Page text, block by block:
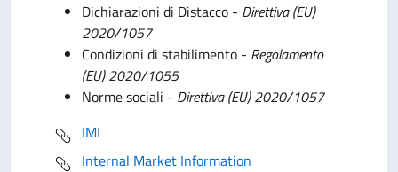
Dichiarazioni di Distacco - Direttiva (EU)
2020/1057
Condizioni di stabilimento - Regolamento
(EU) 2020/1055
Norme sociali - Direttiva (EU) 2020/1057
IMI
Internal Market Information